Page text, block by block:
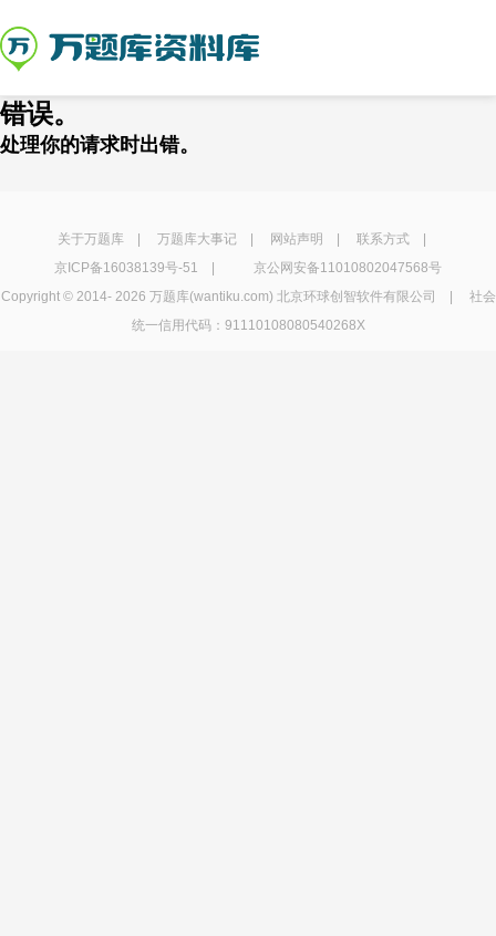
错误。
处理你的请求时出错。
关于万题库| 万题库大事记| 网站声明 联系方式|
京ICP备16038139号-51
京公网安备11010802047568号
Copyright © 2014- 2026 万题库(wantiku.com) 北京环球创智软件有限公司 | 社会
统一信用代码：91110108080540268X